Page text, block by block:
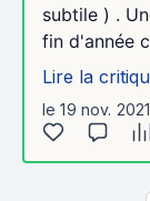
subtile ) .
fin d'année
Lire la
le 19 nov. 2021